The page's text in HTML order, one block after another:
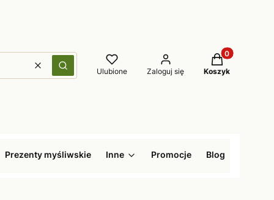
WyczyśćSzukaj Ulubione Zaloguj się
Produkty w
Koszyk
Prezenty myśliwskie Inne Promocje Blog